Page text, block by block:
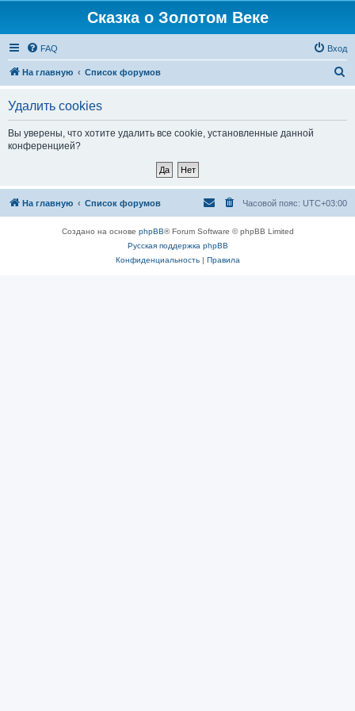
Сказка о Золотом Веке
FAQ Вход
На главную Список форумов
Удалить cookies
Вы уверены, что хотите удалить все cookie, установленные данной
конференцией?
На главную Список форумов Часовой пояс: UTC+03:00
Создано на основе phpBB® Forum Software © phpBB Limited
Русская поддержка phpBB
Конфиденциальность| Правила